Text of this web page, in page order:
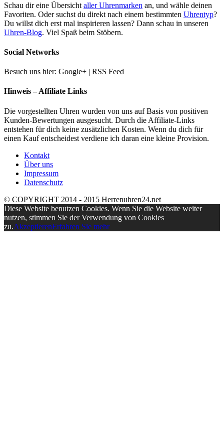
Schau dir eine Übersicht aller Uhrenmarken an, und wähle deinen
Favoriten. Oder suchst du direkt nach einem bestimmten Uhrentyp?
Du willst dich erst mal inspirieren lassen? Dann schau in unseren
Uhren-Blog. Viel Spaß beim Stöbern.
Social Networks
Besuch uns hier: Google+ | RSS Feed
Hinweis – Affiliate Links
Die vorgestellten Uhren wurden von uns auf Basis von positiven
Kunden-Bewertungen ausgesucht. Durch die Affiliate-Links
entstehen für dich keine zusätzlichen Kosten. Wenn du dich für
einen Kauf entscheidest verdiene ich daran eine kleine Provision.
Kontakt
Über uns
Impressum
Datenschutz
© COPYRIGHT 2014 - 2015 Herrenuhren24.net
Diese Website benutzen Cookies. Wenn Sie die Website weiter
nutzen, stimmen Sie der Verwendung von Cookies
zu.AkzeptierenErfahren Sie mehr